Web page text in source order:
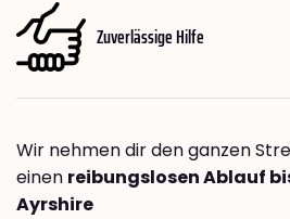
Zuverlässige Hilfe
Wir nehmen dir den ganzen
einen reibungslosen Ablauf
Ayrshire